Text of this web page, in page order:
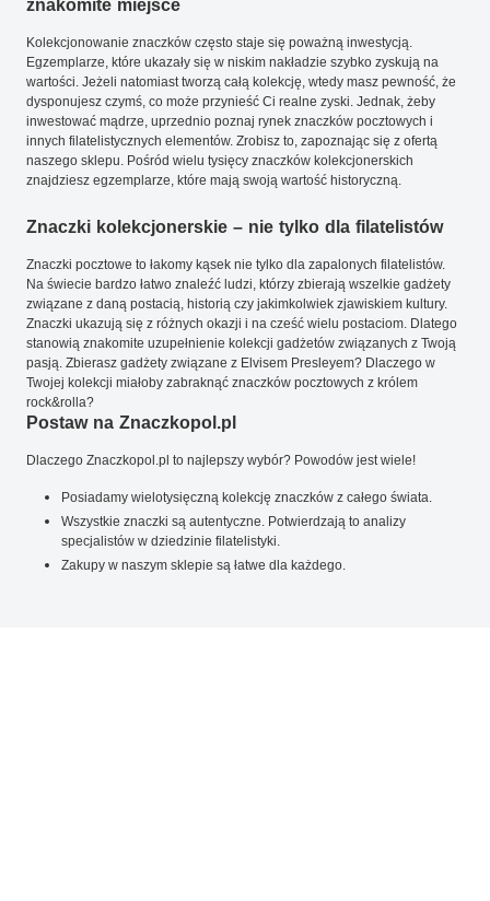
znakomite miejsce
Kolekcjonowanie znaczków często staje się poważną inwestycją.
Egzemplarze, które ukazały się w niskim nakładzie szybko zyskują na
wartości. Jeżeli natomiast tworzą całą kolekcję, wtedy masz pewność, że
dysponujesz czymś, co może przynieść Ci realne zyski. Jednak, żeby
inwestować mądrze, uprzednio poznaj rynek znaczków pocztowych i
innych filatelistycznych elementów. Zrobisz to, zapoznając się z ofertą
naszego sklepu. Pośród wielu tysięcy znaczków kolekcjonerskich
znajdziesz egzemplarze, które mają swoją wartość historyczną.
Znaczki kolekcjonerskie – nie tylko dla filatelistów
Znaczki pocztowe to łakomy kąsek nie tylko dla zapalonych filatelistów.
Na świecie bardzo łatwo znaleźć ludzi, którzy zbierają wszelkie gadżety
związane z daną postacią, historią czy jakimkolwiek zjawiskiem kultury.
Znaczki ukazują się z różnych okazji i na cześć wielu postaciom. Dlatego
stanowią znakomite uzupełnienie kolekcji gadżetów związanych z Twoją
pasją. Zbierasz gadżety związane z Elvisem Presleyem? Dlaczego w
Twojej kolekcji miałoby zabraknąć znaczków pocztowych z królem
rock&rolla?
Postaw na Znaczkopol.pl
Dlaczego Znaczkopol.pl to najlepszy wybór? Powodów jest wiele!
Posiadamy wielotysięczną kolekcję znaczków z całego świata.
Wszystkie znaczki są autentyczne. Potwierdzają to analizy
specjalistów w dziedzinie filatelistyki.
Zakupy w naszym sklepie są łatwe dla każdego.